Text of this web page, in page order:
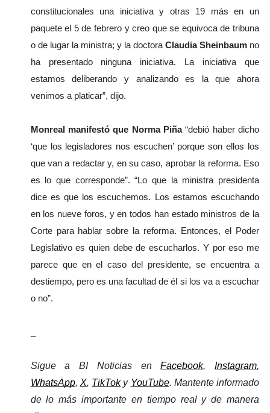
constitucionales una iniciativa y otras 19 más en un
paquete el 5 de febrero y creo que se equivoca de tribuna
o de lugar la ministra; y la doctora Claudia Sheinbaum no
ha presentado ninguna iniciativa. La iniciativa que
estamos deliberando y analizando es la que ahora
venimos a platicar”, dijo.
Monreal manifestó que Norma Piña “debió haber dicho
‘que los legisladores nos escuchen’ porque son ellos los
que van a redactar y, en su caso, aprobar la reforma. Eso
es lo que corresponde”. “Lo que la ministra presidenta
dice es que los escuchemos. Los estamos escuchando
en los nueve foros, y en todos han estado ministros de la
Corte para hablar sobre la reforma. Entonces, el Poder
Legislativo es quien debe de escucharlos. Y por eso me
parece que en el caso del presidente, se encuentra a
destiempo, pero es una facultad de él si los va a escuchar
o no”.
Sigue a BI Noticias en Facebook, Instagram,
WhatsApp, X, TikTok y YouTube. Mantente informado
de lo más importante en tiempo real y de manera